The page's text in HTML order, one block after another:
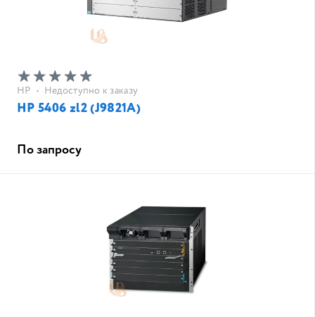
HP • Недоступно к заказу
HP 5406 zl2 (J9821A)
По запросу